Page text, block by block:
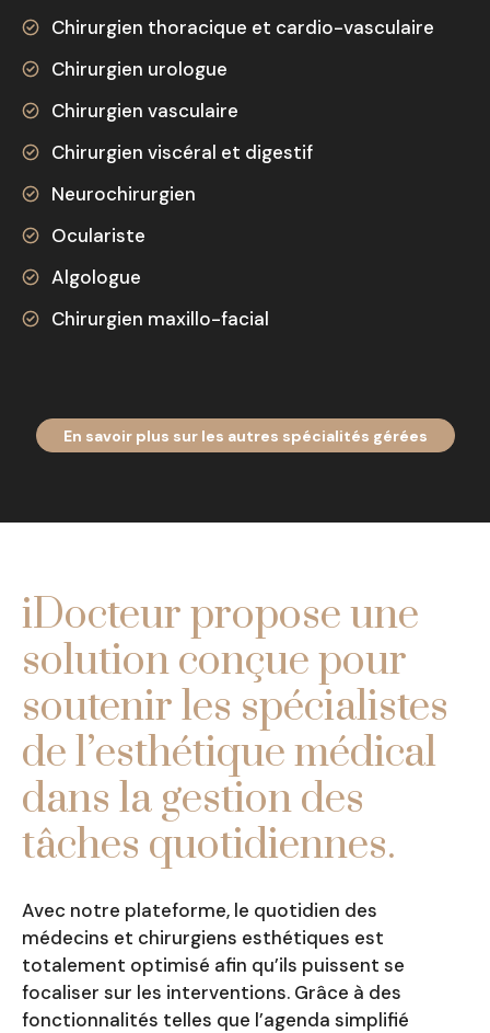
Chirurgien thoracique et cardio-vasculaire
Chirurgien urologue
Chirurgien vasculaire
Chirurgien viscéral et digestif
Neurochirurgien
Oculariste
Algologue
Chirurgien maxillo-facial
En savoir plus sur les autres spécialités gérées
iDocteur propose une
solution conçue pour
soutenir les spécialistes
de l’esthétique médical
dans la gestion des
tâches quotidiennes.
Avec notre plateforme, le quotidien des
médecins et chirurgiens esthétiques est
totalement optimisé afin qu’ils puissent se
focaliser sur les interventions. Grâce à des
fonctionnalités telles que l’agenda simplifié